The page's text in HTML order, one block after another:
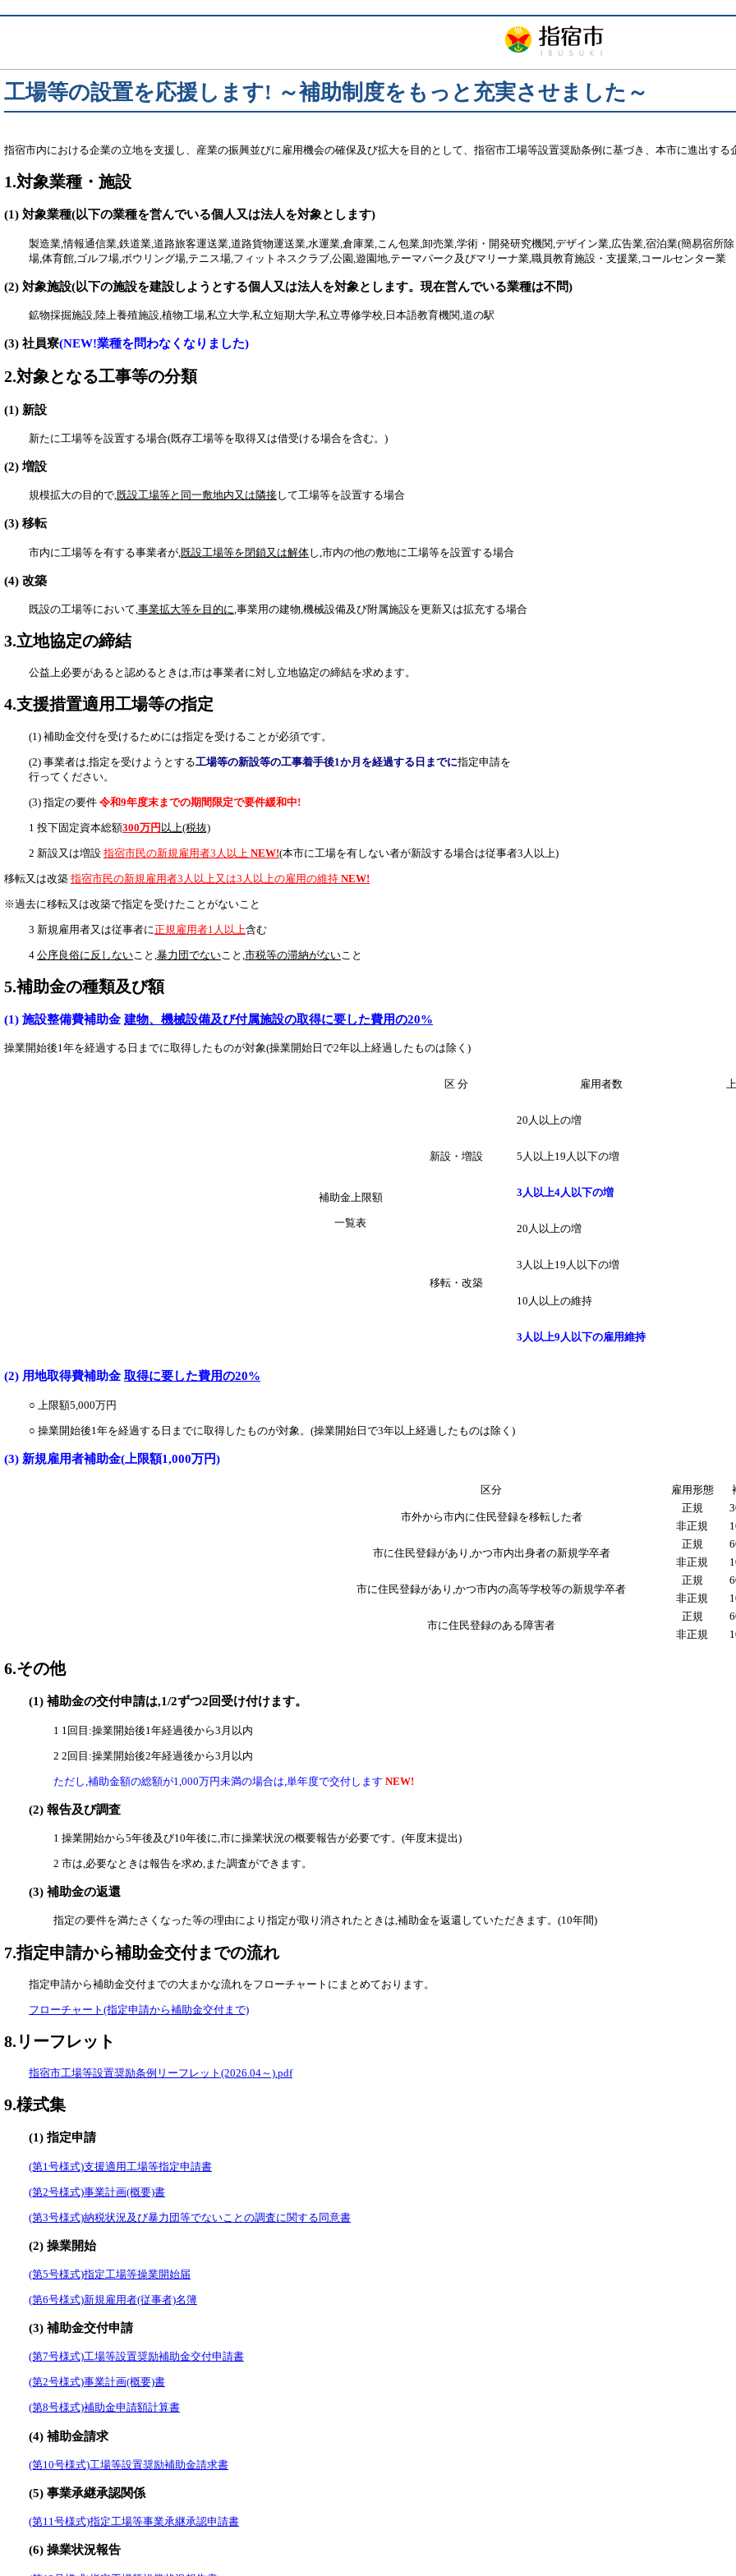
工場等の設置を応援します! ～補助制度をもっと充実させました～
指宿市内における企業の立地を支援し、産業の振興並びに雇用機会の確保及び拡大を目的として、指宿市工場等設置奨励条例に基づき、本市に進出す
1.対象業種・施設
(1) 対象業種(以下の業種を営んでいる個人又は法人を対象とします)
製造業,情報通信業,鉄道業,道路旅客運送業,道路貨物運送業,水運業,倉庫業,こん包業, 卸売業,学術・開発研究機関,デザイン業,広告業, 宿泊業(簡易宿所除
場,体育館,ゴルフ場,ボウリング場,テニス場,フィットネスクラブ,公園,遊園地,テーマパーク及びマリーナ業, 職員教育施設・支援業, コールセンター業
(2) 対象施設(以下の施設を建設しようとする個人又は法人を対象とします。現在営んでいる業種は不問)
鉱物採掘施設,陸上養殖施設,植物工場,私立大学,私立短期大学,私立専修学校,日本語教育機関,道の駅
(3) 社員寮(NEW!業種を問わなくなりました)
2.対象となる工事等の分類
(1) 新設
新たに工場等を設置する場合(既存工場等を取得又は借受ける場合を含む。)
(2) 増設
規模拡大の目的で,既設工場等と同一敷地内又は隣接して工場等を設置する場合
(3) 移転
市内に工場等を有する事業者が, 既設工場等を閉鎖又は解体し,市内の他の敷地に工場等を設置する場合
(4) 改築
既設の工場等において, 事業拡大等を目的に ,事業用の建物,機械設備及び附属施設を更新又は拡充する場合
3.立地協定の締結
公益上必要があると認めるときは,市は事業者に対し立地協定の締結を求めます。
4.支援措置適用工場等の指定
(1) 補助金交付を受けるためには指定を受けることが必須です。
(2) 事業者は,指定を受けようとする工場等の新設等の工事着手後1か月を経過する日までに指定申請を
行ってください。
(3) 指定の要件 令和9年度末までの期間限定で要件緩和中!
1 投下固定資本総額300万円以上(税抜)
2 新設又は増設 指宿市民の新規雇用者3人以上 NEW!(本市に工場を有しない者が新設する場合は従事者3人以上)
移転又は改築 指宿市民の新規雇用者3 人以上又は3 人以上の雇用の維持 NEW!
※過去に移転又は改築で指定を受けたことがないこと
3 新規雇用者又は従事者に正規雇用者1人以上含む
4 公序良俗に反しない こと, 暴力団でない こと, 市税等の滞納がない こと
5.補助金の種類及び額
(1) 施設整備費補助金 建物、機械設備及び付属施設の取得に要した費用の20%
操業開始後1年を経過する日までに取得したものが対象(操業開始日で2年以上経過したものは除く)
補助金上限額
一覧表
区 分 雇用者数
新設・増設
20人以上の増
5人以上19人以下の増
3人以上4人以下の増
移転・改築
20人以上の増
3人以上19人以下の増
10人以上の維持
3人以上9人以下の雇用維持
(2) 用地取得費補助金 取得に要した費用の20%
○ 上限額5,000万円
○ 操業開始後1年を経過する日までに取得したものが対象。(操業開始日で3年以上経過したものは除く)
(3) 新規雇用者補助金(上限額1,000万円)
区分 雇用形態
市外から市内に住民登録を移転した者
正規
非正規
市に住民登録があり,かつ市内出身者の新規学卒者
正規
非正規
市に住民登録があり,かつ市内の高等学校等の新規学卒者
正規
非正規
市に住民登録のある障害者
正規
非正規
6.その他
(1) 補助金の交付申請は,1/2ずつ2回受け付けます。
1 1回目:操業開始後1年経過後から3月以内
2 2回目:操業開始後2年経過後から3月以内
ただし,補助金額の総額が1,000万円未満の場合は,単年度で交付します NEW!
(2) 報告及び調査
1 操業開始から5年後及び10年後に,市に操業状況の概要報告が必要です 。(年度末提出)
2 市は,必要なときは報告を求め,また調査ができます。
(3) 補助金の返還
指定の要件を満たさくなった等の理由により指定が取り消されたときは,補助金を返還していただきます。(10年間)
7.指定申請から補助金交付までの流れ
指定申請から補助金交付までの大まかな流れをフローチャートにまとめております。
フローチャート(指定申請から補助金交付まで)
8.リーフレット
指宿市工場等設置奨励条例リーフレット(2026.04～).pdf
9.様式集
(1) 指定申請
(第1号様式)支援適用工場等指定申請書
(第2号様式)事業計画(概要)書
(第3号様式)納税状況及び暴力団等でないことの調査に関する同意書
(2) 操業開始
(第5号様式)指定工場等操業開始届
(第6号様式)新規雇用者(従事者)名簿
(3) 補助金交付申請
(第7号様式)工場等設置奨励補助金交付申請書
(第2号様式)事業計画(概要)書
(第8号様式)補助金申請額計算書
(4) 補助金請求
(第10号様式)工場等設置奨励補助金請求書
(5) 事業承継承認関係
(第11号様式)指定工場等事業承継承認申請書
(6) 操業状況報告